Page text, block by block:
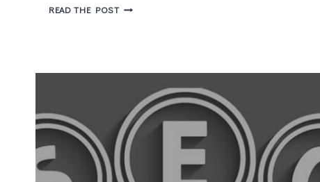
READ THE POST7
ENGAJAMENTO
NOS
STORIES